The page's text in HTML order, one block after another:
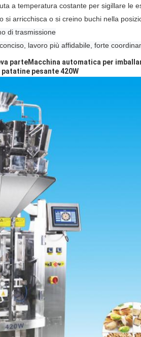
a temperatura costante per sigillare le
si arricchisca o si creino buchi nella
di trasmissione
lavoro più affidabile, forte
parteMacchina automatica per
pesante 420W